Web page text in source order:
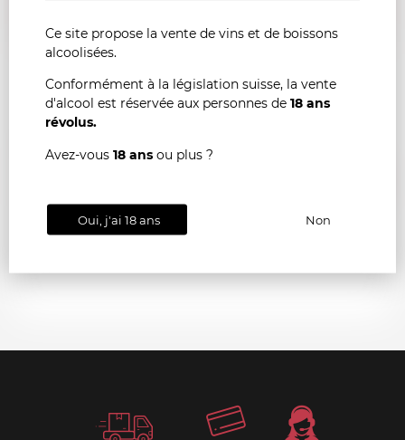
Ce site propose la vente de vins et de boissons
alcoolisées.
Conformément à la législation suisse, la vente
d'alcool est réservée aux personnes de 18 ans
révolus.
Avez-vous 18 ans ou plus ?
Oui, j'ai 18 ans Non